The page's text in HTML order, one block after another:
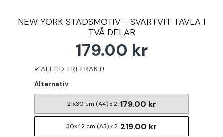
NEW YORK STADSMOTIV - SVARTVIT TAVLA I
TVÅ DELAR
179.00 kr
Alternativ
21x30 cm (A4) x 2 179.00 kr
30x42 cm (A3) x 2 219.00 kr